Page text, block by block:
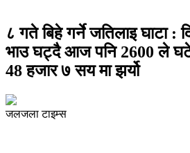
८ गते बिहे गर्ने जतिलाइ घाटा :
भाउ घट्दै आज पनि 2600 ले
48 हजार ७ सय मा झर्यो
जलजला टाइम्स